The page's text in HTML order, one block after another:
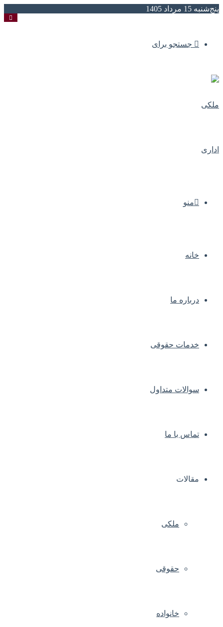
پنج‌شنبه 15 مرداد 1405
جستجو برای
منو
خانه
درباره ما
خدمات حقوقی
سوالات متداول
تماس با ما
مقالات
ملکی
حقوقی
خانواده